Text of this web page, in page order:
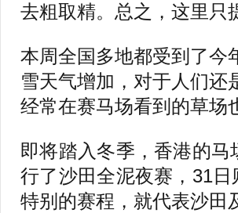
去粗取精。总之，这里只
本周全国多地都受到了今
雪天气增加，对于人们还
经常在赛马场看到的草场
即将踏入冬季，香港的
行了沙田全泥夜赛，31
特别的赛程，就代表沙田